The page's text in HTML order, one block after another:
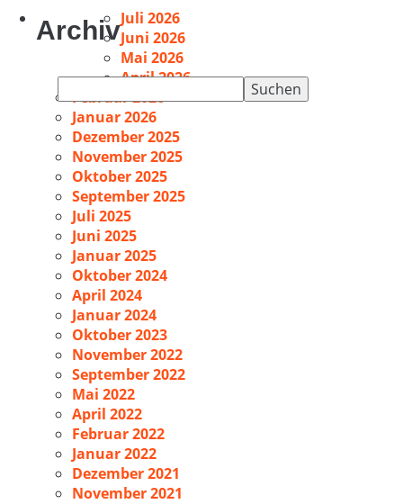
nach:
ArchivJuli 2026
Juni 2026
Mai 2026
April 2026
Februar 2026
Januar 2026
Dezember 2025
November 2025
Oktober 2025
September 2025
Juli 2025
Juni 2025
Januar 2025
Oktober 2024
April 2024
Januar 2024
Oktober 2023
November 2022
September 2022
Mai 2022
April 2022
Februar 2022
Januar 2022
Dezember 2021
November 2021